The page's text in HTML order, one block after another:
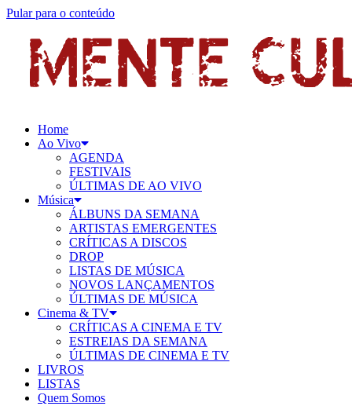
Pular para o conteúdo
Home
Ao Vivo
AGENDA
FESTIVAIS
ÚLTIMAS DE AO VIVO
Música
ÁLBUNS DA SEMANA
ARTISTAS EMERGENTES
CRÍTICAS A DISCOS
DROP
LISTAS DE MÚSICA
NOVOS LANÇAMENTOS
ÚLTIMAS DE MÚSICA
Cinema & TV
CRÍTICAS A CINEMA E TV
ESTREIAS DA SEMANA
ÚLTIMAS DE CINEMA E TV
LIVROS
LISTAS
Quem Somos